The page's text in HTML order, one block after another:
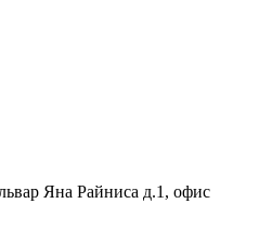
Яна Райниса д.1, офис